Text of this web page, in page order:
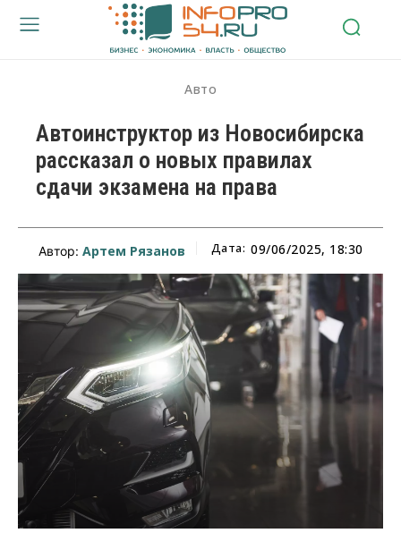
Авто
Автоинструктор из Новосибирска
рассказал о новых правилах
сдачи экзамена на права
Автор: Артем Рязанов Дата: 09/06/2025, 18:30